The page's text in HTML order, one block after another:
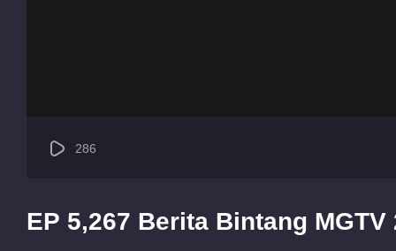
286
EP 5,267 Berita Bintang MGTV